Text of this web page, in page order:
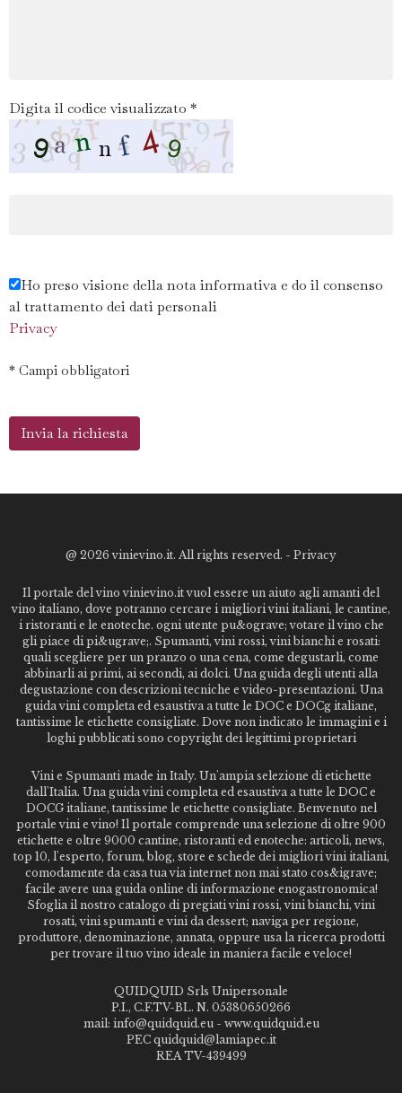
Digita il codice visualizzato *
Ho preso visione della nota informativa e do il consenso
al trattamento dei dati personali
Privacy
* Campi obbligatori
@ 2026 vinievino.it. All rights reserved. - Privacy
Il portale del vino vinievino.it vuol essere un aiuto agli amanti del
vino italiano, dove potranno cercare i migliori vini italiani, le cantine,
i ristoranti e le enoteche. ogni utente pu&ograve; votare il vino che
gli piace di pi&ugrave;. Spumanti, vini rossi, vini bianchi e rosati:
quali scegliere per un pranzo o una cena, come degustarli, come
abbinarli ai primi, ai secondi, ai dolci. Una guida degli utenti alla
degustazione con descrizioni tecniche e video-presentazioni. Una
guida vini completa ed esaustiva a tutte le DOC e DOCg italiane,
tantissime le etichette consigliate. Dove non indicato le immagini e i
loghi pubblicati sono copyright dei legittimi proprietari
Vini e Spumanti made in Italy. Un'ampia selezione di etichette
dall'Italia. Una guida vini completa ed esaustiva a tutte le DOC e
DOCG italiane, tantissime le etichette consigliate. Benvenuto nel
portale vini e vino! Il portale comprende una selezione di oltre 900
etichette e oltre 9000 cantine, ristoranti ed enoteche: articoli, news,
top 10, l'esperto, forum, blog, store e schede dei migliori vini italiani,
comodamente da casa tua via internet non mai stato cos&igrave;
facile avere una guida online di informazione enogastronomica!
Sfoglia il nostro catalogo di pregiati vini rossi, vini bianchi, vini
rosati, vini spumanti e vini da dessert; naviga per regione,
produttore, denominazione, annata, oppure usa la ricerca prodotti
per trovare il tuo vino ideale in maniera facile e veloce!
QUIDQUID Srls Unipersonale
P.I., C.F.TV-BL. N. 05380650266
mail: info@quidquid.eu - www.quidquid.eu
PEC quidquid@lamiapec.it
REA TV-439499